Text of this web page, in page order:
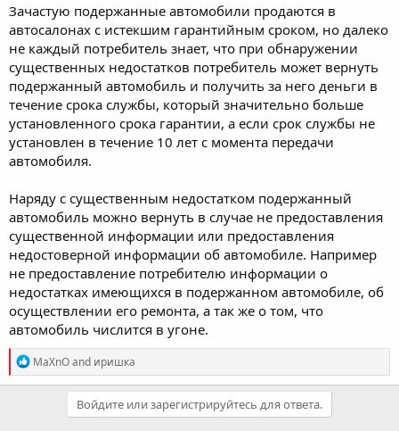
Зачастую подержанные автомобили продаются в
автосалонах с истекшим гарантийным сроком, но далеко
не каждый потребитель знает, что при обнаружении
существенных недостатков потребитель может вернуть
подержанный автомобиль и получить за него деньги в
течение срока службы, который значительно больше
установленного срока гарантии, а если срок службы не
установлен в течение 10 лет с момента передачи
автомобиля.
Наряду с существенным недостатком подержанный
автомобиль можно вернуть в случае не предоставления
существенной информации или предоставления
недостоверной информации об автомобиле. Например
не предоставление потребителю информации о
недостатках имеющихся в подержанном автомобиле, об
осуществлении его ремонта, а так же о том, что
автомобиль числится в угоне.
R
e
a
MaXnOand иришка
Войдите или зарегистрируйтесь для ответа.